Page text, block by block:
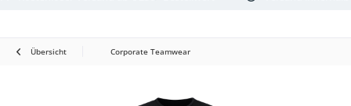
Übersicht Corporate Teamwear